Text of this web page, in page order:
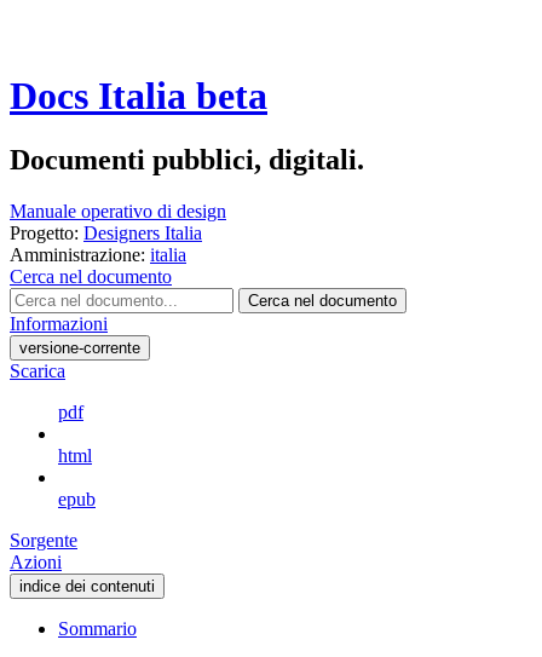
Docs Italia beta
Documenti pubblici, digitali.
Manuale operativo di design
Progetto: Designers Italia
Amministrazione: italia
Cerca nel documento
Cerca nel documento
Informazioni
versione-corrente
Scarica
pdf
html
epub
Sorgente
Azioni
indice dei contenuti
Sommario